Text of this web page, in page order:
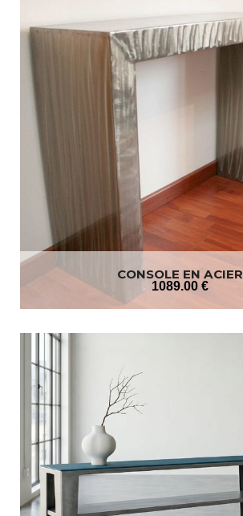
CONSOLE EN ACIER
1089.00 €